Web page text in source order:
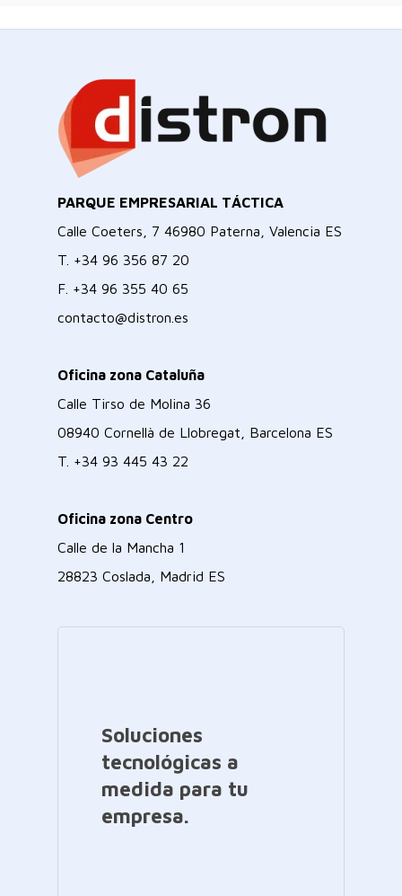
PARQUE EMPRESARIAL TÁCTICA
Calle Coeters, 7 46980 Paterna, Valencia ES
T. +34 96 356 87 20
F. +34 96 355 40 65
contacto@distron.es
Oficina zona Cataluña
Calle Tirso de Molina 36
08940 Cornellà de Llobregat, Barcelona ES
T. +34 93 445 43 22
Oficina zona Centro
Calle de la Mancha 1
28823 Coslada, Madrid ES
Soluciones
tecnológicas a
medida para tu
empresa.